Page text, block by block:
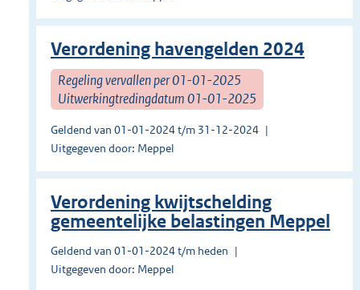
Verordening havengelden 2024
Regeling vervallen per 01-01-2025
Uitwerkingtredingdatum 01-01-2025
Geldend van 01-01-2024 t/m 31-12-2024
Uitgegeven door: Meppel
Verordening kwijtschelding
gemeentelijke belastingen Meppel
Geldend van 01-01-2024 t/m heden
Uitgegeven door: Meppel